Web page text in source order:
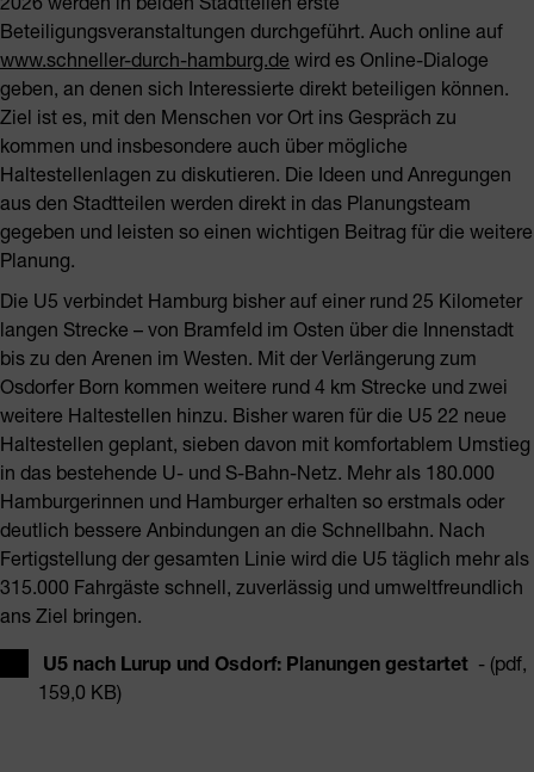
Beteiligungsveranstaltungen durchgeführt. Auch online auf
www.schneller-durch-hamburg.de wird es Online-Dialoge
geben, an denen sich Interessierte direkt beteiligen können.
Ziel ist es, mit den Menschen vor Ort ins Gespräch zu
kommen und insbesondere auch über mögliche
Haltestellenlagen zu diskutieren. Die Ideen und Anregungen
aus den Stadtteilen werden direkt in das Planungsteam
gegeben und leisten so einen wichtigen Beitrag für die weitere
Planung.
Die U5 verbindet Hamburg bisher auf einer rund 25 Kilometer
langen Strecke – von Bramfeld im Osten über die Innenstadt
bis zu den Arenen im Westen. Mit der Verlängerung zum
Osdorfer Born kommen weitere rund 4 km Strecke und zwei
weitere Haltestellen hinzu. Bisher waren für die U5 22 neue
Haltestellen geplant, sieben davon mit komfortablem Umstieg
in das bestehende U- und S-Bahn-Netz. Mehr als 180.000
Hamburgerinnen und Hamburger erhalten so erstmals oder
deutlich bessere Anbindungen an die Schnellbahn. Nach
Fertigstellung der gesamten Linie wird die U5 täglich mehr als
315.000 Fahrgäste schnell, zuverlässig und umweltfreundlich
ans Ziel bringen.
U5 nach Lurup und Osdorf: Planungen gestartet - (pdf,
159,0 KB)